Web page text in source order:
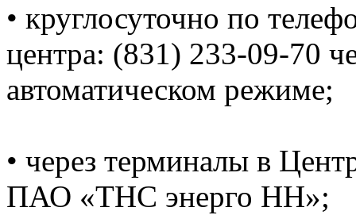
• круглосуточно по
центра: (831) 233-09-70
автоматическом режиме;
• через терминалы в
ПАО «ТНС энерго НН»;